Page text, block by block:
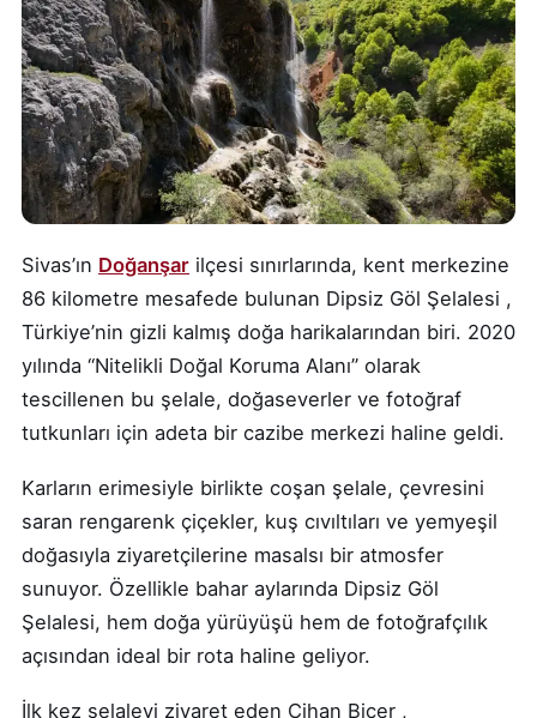
Sivas’ın Doğanşar ilçesi sınırlarında, kent merkezine
86 kilometre mesafede bulunan Dipsiz Göl Şelalesi ,
Türkiye’nin gizli kalmış doğa harikalarından biri. 2020
yılında “Nitelikli Doğal Koruma Alanı” olarak
tescillenen bu şelale, doğaseverler ve fotoğraf
tutkunları için adeta bir cazibe merkezi haline geldi.
Karların erimesiyle birlikte coşan şelale, çevresini
saran rengarenk çiçekler, kuş cıvıltıları ve yemyeşil
doğasıyla ziyaretçilerine masalsı bir atmosfer
sunuyor. Özellikle bahar aylarında Dipsiz Göl
Şelalesi, hem doğa yürüyüşü hem de fotoğrafçılık
açısından ideal bir rota haline geliyor.
İlk kez şelaleyi ziyaret eden Cihan Biçer ,